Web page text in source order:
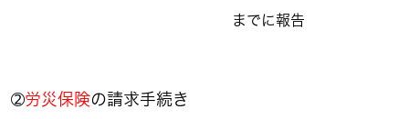
までに報告
➁労災保険の請求手続き